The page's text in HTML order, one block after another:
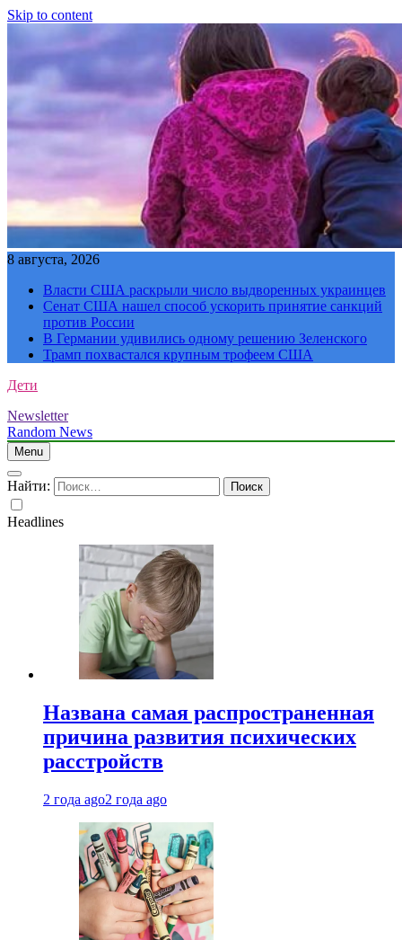
Skip to content
8 августа, 2026
Власти США раскрыли число выдворенных украинцев
Сенат США нашел способ ускорить принятие санкций
против России
В Германии удивились одному решению Зеленского
Трамп похвастался крупным трофеем США
Дети
Newsletter
Random News
Menu
Найти:
Headlines
Названа самая распространенная
причина развития психических
расстройств
2 года ago2 года ago